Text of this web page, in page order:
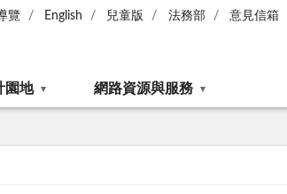
覽 English 兒童版 法務部 意見信箱
園地 網路資源與服務